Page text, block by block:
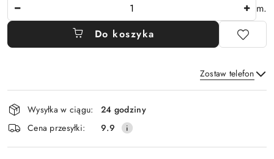
m.
Do koszyka
Zostaw telefon
Wyślij
Dostępność
i
dostawa
Wysyłka w ciągu:
24 godziny
Cena przesyłki:
9.9